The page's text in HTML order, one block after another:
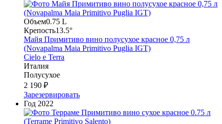
Объем0.75 L
Крепость13.5°
Майя Примитиво вино полусухое красное 0,75 л
(Novapalma Maia Primitivo Puglia IGT)
Cielo e Terra
Италия
Полусухое
2 190 ₽
Зарезервировать
Год 2022